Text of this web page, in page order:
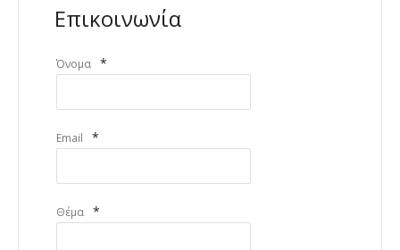
Επικοινωνία
Όνομα *
Email *
Θέμα *